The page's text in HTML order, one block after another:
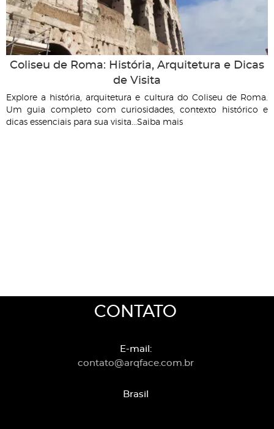
Coliseu de Roma: História, Arquitetura e Dicas
de Visita
Explore a história, arquitetura e cultura do Coliseu de Roma.
Um guia completo com curiosidades, contexto histórico e
dicas essenciais para sua visita...Saiba mais
CONTATO
E-mail:
contato@arqface.com.br
Brasil